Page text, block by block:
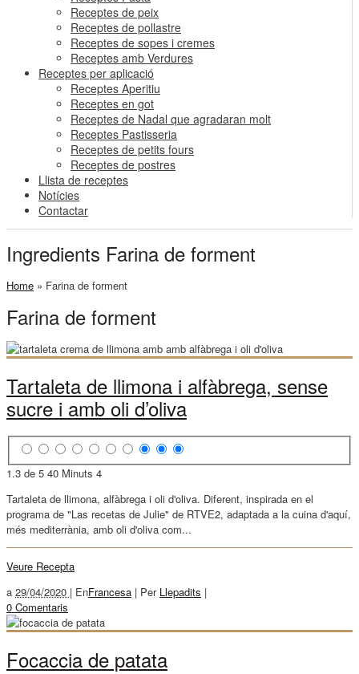
Receptes de peix
Receptes de pollastre
Receptes de sopes i cremes
Receptes amb Verdures
Receptes per aplicació
Receptes Aperitiu
Receptes en got
Receptes de Nadal que agradaran molt
Receptes Pastisseria
Receptes de petits fours
Receptes de postres
Llista de receptes
Notícies
Contactar
Ingredients Farina de forment
Home » Farina de forment
Farina de forment
Tartaleta de llimona i alfàbrega, sense
sucre i amb oli d’oliva
1.3 de 5 40 Minuts 4
Tartaleta de llimona, alfàbrega i oli d'oliva. Diferent, inspirada en el
programa de "Las recetas de Julie" de RTVE2, adaptada a la cuina d'aquí,
més mediterrània, amb oli d'oliva com...
Veure Recepta
a 29/04/2020 | EnFrancesa | Per Llepadits |
0 Comentaris
Focaccia de patata